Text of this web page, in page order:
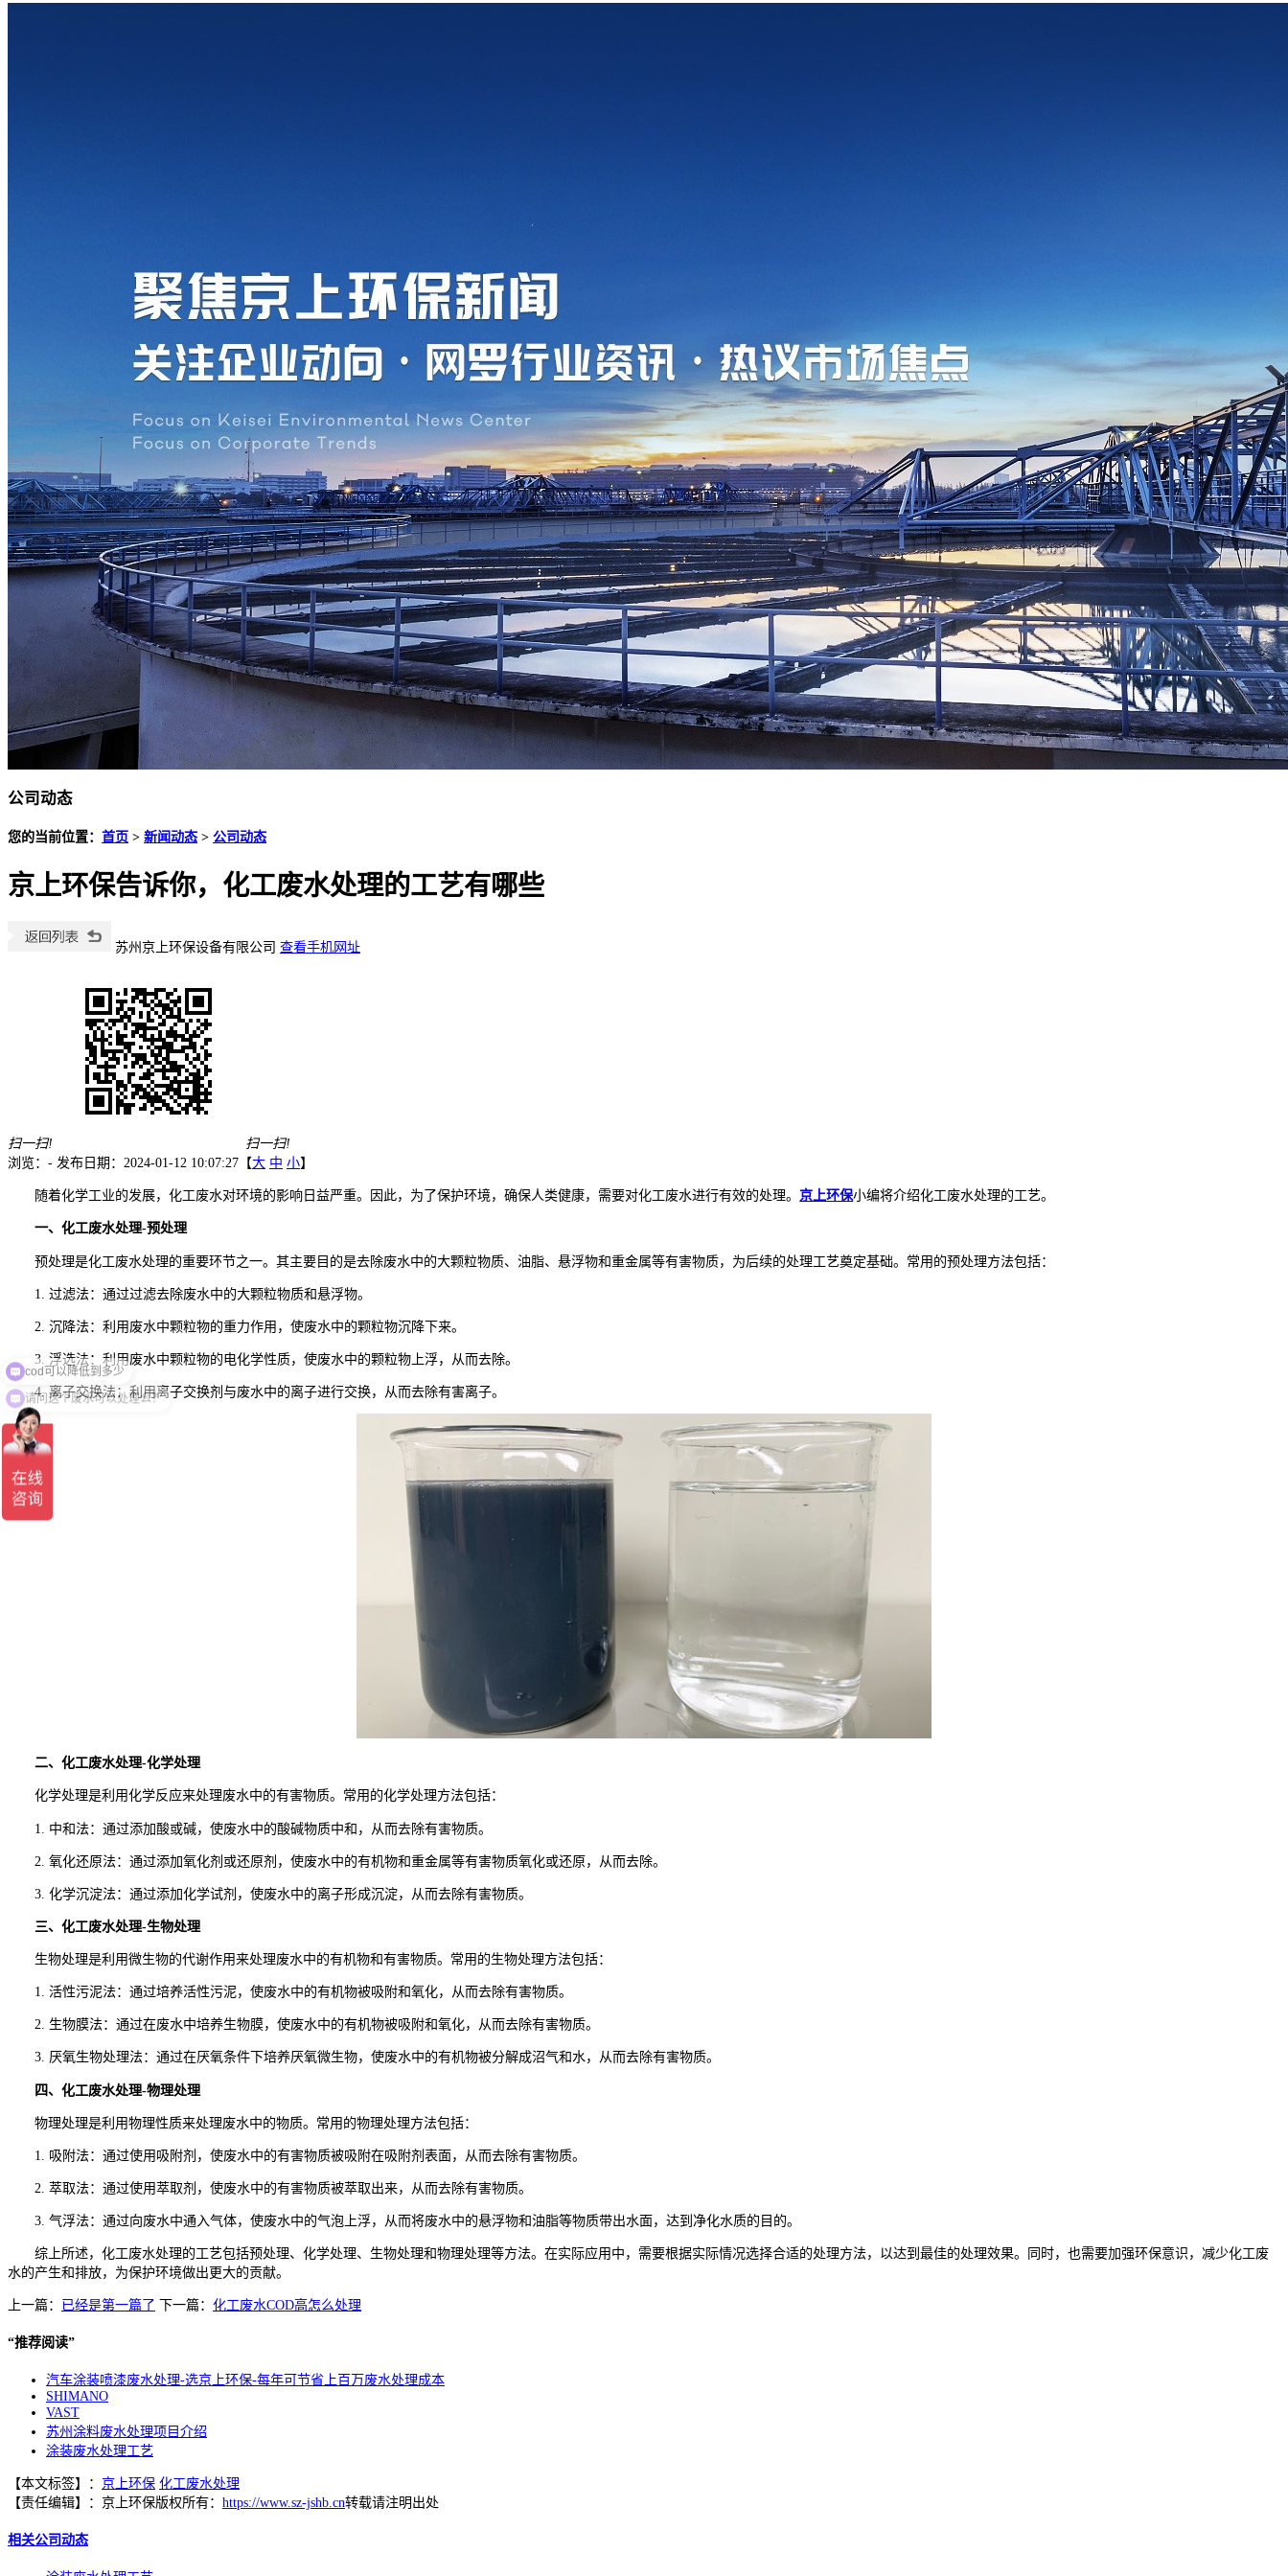
公司动态
您的当前位置： 首页 > 新闻动态 > 公司动态
京上环保告诉你，化工废水处理的工艺有哪些
苏州京上环保设备有限公司 查看手机网址
扫一扫!
扫一扫!
浏览： - 发布日期：2024-01-12 10:07:27【大 中 小】
随着化学工业的发展，化工废水对环境的影响日益严重。因此，为了保护环境，确保人类健康，需要对化工废水进行有效的处理。 京上环保小编将介绍化工废水处理的工艺。
一、化工废水处理-预处理
预处理是化工废水处理的重要环节之一。其主要目的是去除废水中的大颗粒物质、油脂、悬浮物和重金属等有害物质，为后续的处理工艺奠定基础。常用的预处理方法包括：
1. 过滤法：通过过滤去除废水中的大颗粒物质和悬浮物。
2. 沉降法：利用废水中颗粒物的重力作用，使废水中的颗粒物沉降下来。
3. 浮选法：利用废水中颗粒物的电化学性质，使废水中的颗粒物上浮，从而去除。
4. 离子交换法：利用离子交换剂与废水中的离子进行交换，从而去除有害离子。
二、化工废水处理-化学处理
化学处理是利用化学反应来处理废水中的有害物质。常用的化学处理方法包括：
1. 中和法：通过添加酸或碱，使废水中的酸碱物质中和，从而去除有害物质。
2. 氧化还原法：通过添加氧化剂或还原剂，使废水中的有机物和重金属等有害物质氧化或还原，从而去除。
3. 化学沉淀法：通过添加化学试剂，使废水中的离子形成沉淀，从而去除有害物质。
三、化工废水处理-生物处理
生物处理是利用微生物的代谢作用来处理废水中的有机物和有害物质。常用的生物处理方法包括：
1. 活性污泥法：通过培养活性污泥，使废水中的有机物被吸附和氧化，从而去除有害物质。
2. 生物膜法：通过在废水中培养生物膜，使废水中的有机物被吸附和氧化，从而去除有害物质。
3. 厌氧生物处理法：通过在厌氧条件下培养厌氧微生物，使废水中的有机物被分解成沼气和水，从而去除有害物质。
四、化工废水处理-物理处理
物理处理是利用物理性质来处理废水中的物质。常用的物理处理方法包括：
1. 吸附法：通过使用吸附剂，使废水中的有害物质被吸附在吸附剂表面，从而去除有害物质。
2. 萃取法：通过使用萃取剂，使废水中的有害物质被萃取出来，从而去除有害物质。
3. 气浮法：通过向废水中通入气体，使废水中的气泡上浮，从而将废水中的悬浮物和油脂等物质带出水面，达到净化水质的目的。
综上所述，化工废水处理的工艺包括预处理、化学处理、生物处理和物理处理等方法。在实际应用中，需要根据实际情况选择合适的处理方法，以达到最佳的处理效果。同时，也需要加强环保意识，减少化工废
水的产生和排放，为保护环境做出更大的贡献。
上一篇： 已经是第一篇了 下一篇： 化工废水COD高怎么处理
“推荐阅读”
汽车涂装喷漆废水处理-选京上环保-每年可节省上百万废水处理成本
SHIMANO
VAST
苏州涂料废水处理项目介绍
涂装废水处理工艺
【本文标签】： 京上环保 化工废水处理
【责任编辑】： 京上环保版权所有： https://www.sz-jshb.cn转载请注明出处
相关公司动态
请问这个废水可以处理么？